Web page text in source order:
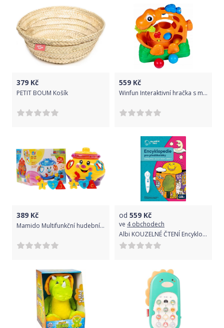
379 Kč
PETIT BOUM Košík
559 Kč
Winfun Interaktivní hračka s míčky - Dino
389 Kč
Mamido Multifunkční hudební vkládačka - interaktivní kotlík pro děti
od 559 Kč
ve 4 obchodech
Albi KOUZELNÉ ČTENÍ Encyklopedie pro předškoláky